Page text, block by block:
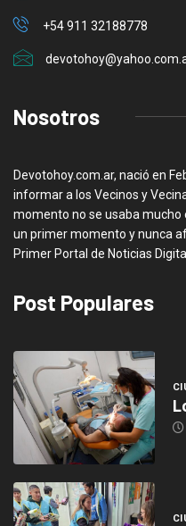
+54 911 32188778
Nosotros
Devotohoy.com.ar, nació en
informar a los Vecinos y
momento no se usaba
un primer momento y nunca
Primer Portal de Noticias
Post Populares